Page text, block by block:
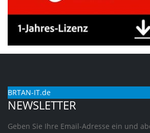
BRTAN-IT.de
NEWSLETTER
Geben Sie Ihre Email-Adresse ein und